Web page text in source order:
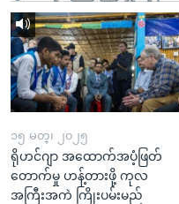
ကျော်
ရန်
၁၅ မတ္၊ ၂၀၂၅
ရိုဟင်ဂျာ အထောက်အပံ့ဖြတ်
တောက်မှု ဟန့်တားဖို့ ကုလ
အကြီးအကဲ ကြိုးပမ်းမည်